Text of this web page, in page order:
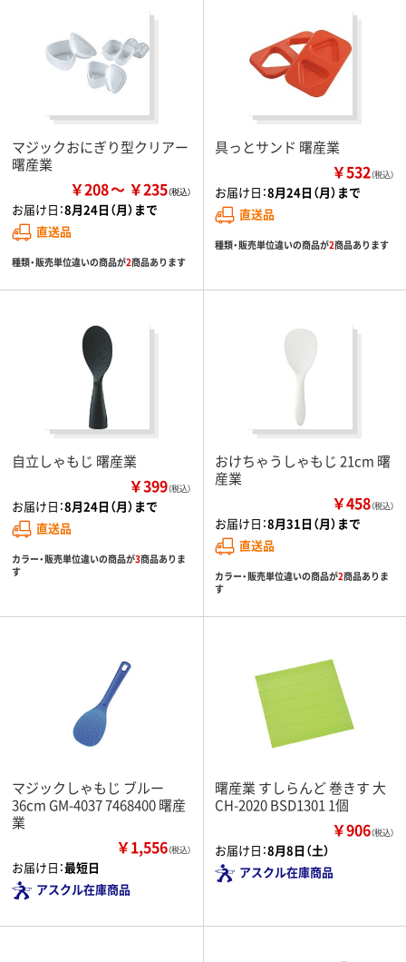
マジックおにぎり型クリアー
曙産業
￥208 ￥235
お届け日：8月24日（月）まで
直送品
種類・販売単位違いの商品が2商品あります
具っとサンド 曙産業
￥532（税込）
お届け日：8月24日（月）まで
直送品
種類・販売単位違いの商品が2商品あります
自立しゃもじ 曙産業
￥399（税込）
お届け日：8月24日（月）まで
直送品
カラー・販売単位違いの商品が3商品ありま
す
おけちゃうしゃもじ 21cm 曙
産業
￥458（税込）
お届け日：8月31日（月）まで
直送品
カラー・販売単位違いの商品が2商品ありま
す
マジックしゃもじ ブルー
36cm GM-4037 7468400 曙産
業
￥1,556（税込）
お届け日：最短日
アスクル在庫商品
曙産業 すしらんど 巻きす 大
CH-2020 BSD1301 1個
￥906（税込）
お届け日：8月8日（土）
アスクル在庫商品